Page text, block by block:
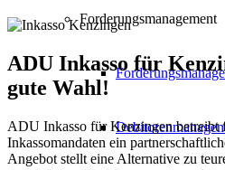
Forderungsmanagement
ADU Inkasso für
gute Wahl!
ADU Inkasso für Kenzingen betreibt
Inkassomandaten ein
Angebot stellt eine Alternative zu